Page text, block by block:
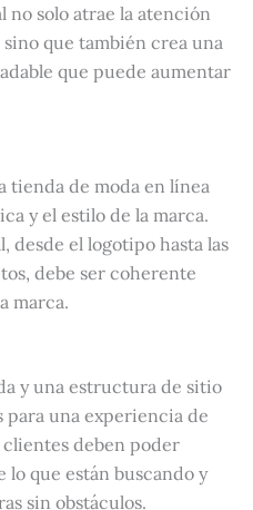
solo atrae la atención
que también crea una
que puede aumentar
tienda de moda en línea
y el estilo de la marca.
desde el logotipo hasta las
debe ser coherente
marca.
y una estructura de sitio
para una experiencia de
deben poder
que están buscando y
sin obstáculos.